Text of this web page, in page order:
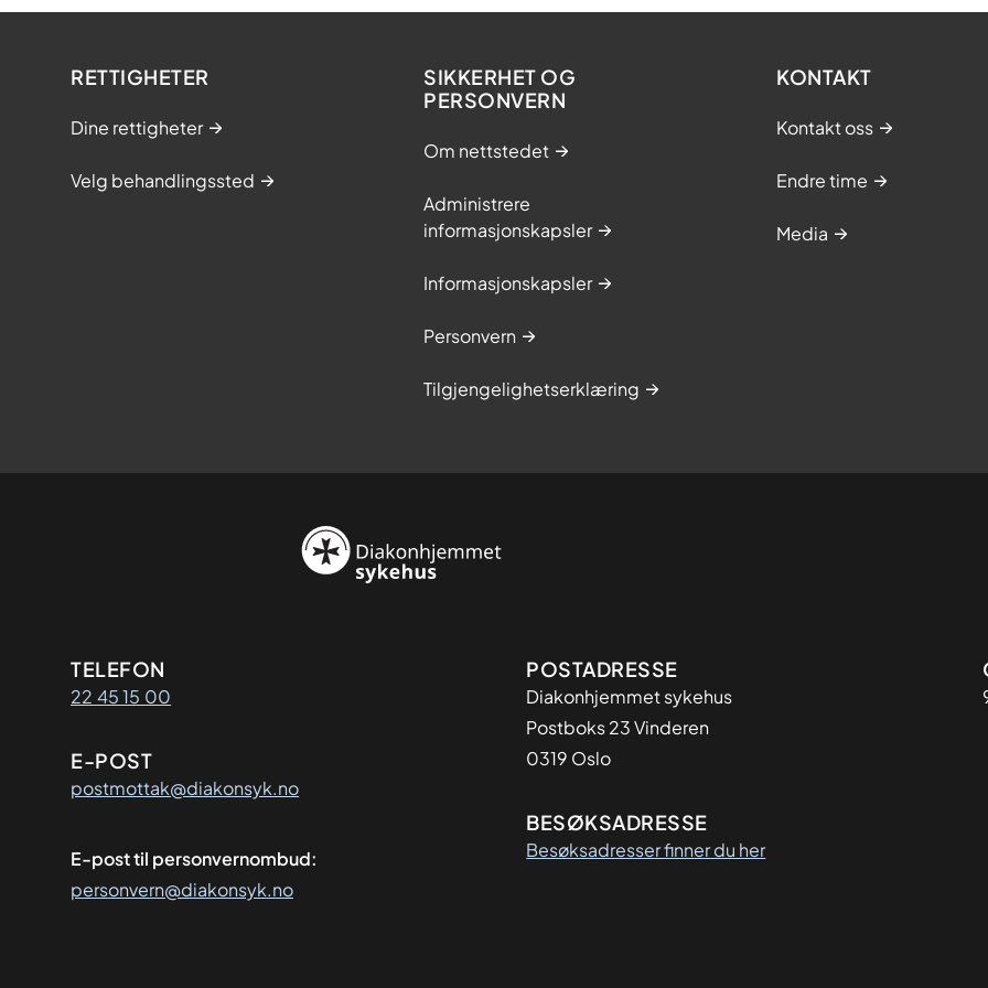
RETTIGHETER
Dine rettigheter
Velg behandlingssted
SIKKERHET OG
PERSONVERN
Om nettstedet
Administrere
informasjonskapsler
Informasjonskapsler
Personvern
Tilgjengelighetserklæring
KONTAKT
Kontakt oss
Endre time
Media
Kontaktinformasjon
TELEFON
22 45 15 00
E-POST
postmottak@diakonsyk.no
E-post til personvernombud:
personvern@diakonsyk.no
Adresse
POSTADRESSE
Diakonhjemmet sykehus
Postboks 23 Vinderen
0319 Oslo
BESØKSADRESSE
Besøksadresser finner du her